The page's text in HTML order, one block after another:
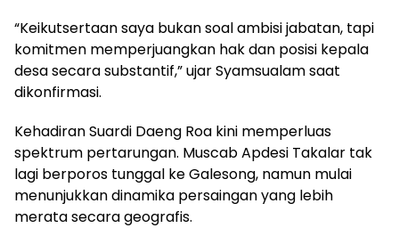
“Keikutsertaan saya bukan soal ambisi jabatan, tapi
komitmen memperjuangkan hak dan posisi kepala
desa secara substantif,” ujar Syamsualam saat
dikonfirmasi.
Kehadiran Suardi Daeng Roa kini memperluas
spektrum pertarungan. Muscab Apdesi Takalar tak
lagi berporos tunggal ke Galesong, namun mulai
menunjukkan dinamika persaingan yang lebih
merata secara geografis.